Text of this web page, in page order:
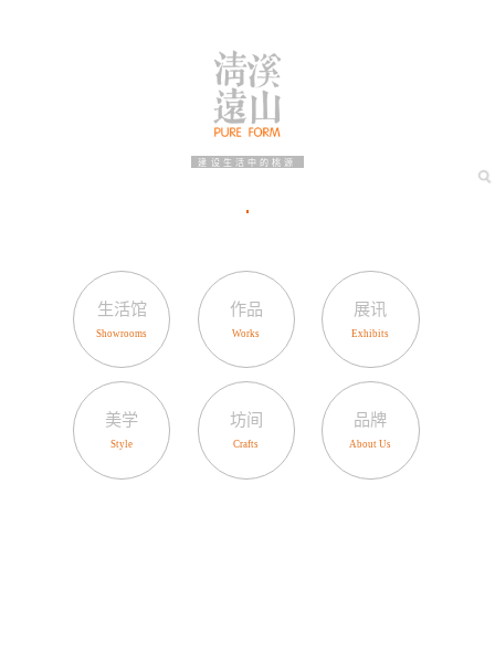
建设生活中的桃源
生活馆 作品 展讯
美学 坊间 品牌